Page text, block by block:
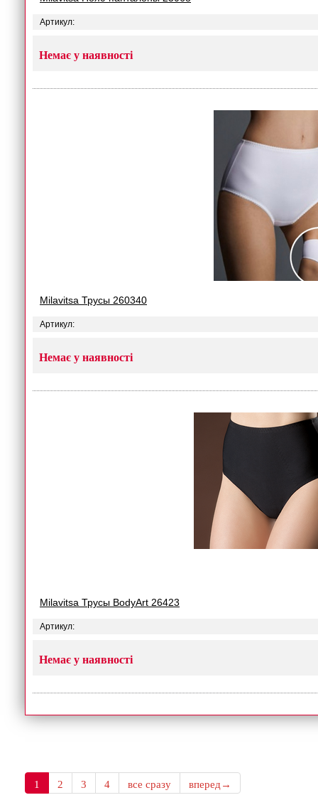
Артикул:
Немає у наявності
Milavitsa Трусы 260340
Артикул:
Немає у наявності
Milavitsa Трусы BodyArt 26423
Артикул:
Немає у наявності
1 2 3 4 все сразу вперед→